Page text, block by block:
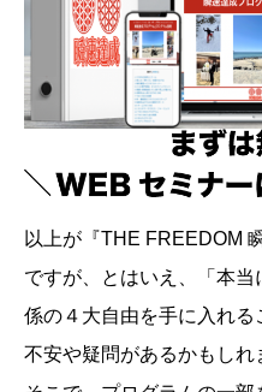
以上が『THE FREEDOM
ですが、とはいえ、「本
係の４大自由を手に入れ
不安や疑問があるかもしれ